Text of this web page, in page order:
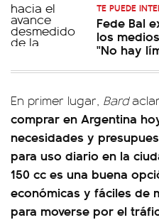
TE PUEDE
Fede Bal
los
"No hay
En primer lugar, Bard
comprar en Argentina
necesidades y
para uso diario en la
150 cc es una buena
económicas y fáciles de
para moverse por el